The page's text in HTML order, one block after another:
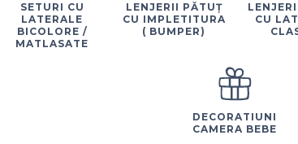
SETURI CU
LATERALE
BICOLORE /
MATLASATE
LENJERII PĂTUȚ
CU IMPLETITURA
( BUMPER)
CU
DECORATIUNI
CAMERA BEBE